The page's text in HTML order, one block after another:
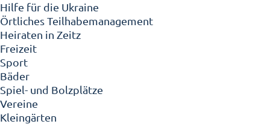
Hilfe für die Ukraine
Örtliches Teilhabemanagement
Heiraten in Zeitz
Freizeit
Sport
Bäder
Spiel- und Bolzplätze
Vereine
Kleingärten